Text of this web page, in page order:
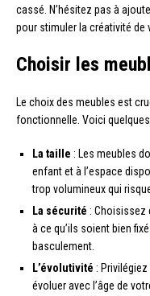
cassé. N’hésitez pas à
pour stimuler la créativité de
Choisir les
Le choix des meubles est
fonctionnelle. Voici
La taille : Les meubles
enfant et à l’espace
trop volumineux qui
La sécurité : Choisissez
à ce qu’ils soient bien
basculement.
L’évolutivité :
évoluer avec l’âge de